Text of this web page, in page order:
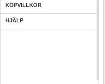
KÖPVILLKOR
HJÄLP